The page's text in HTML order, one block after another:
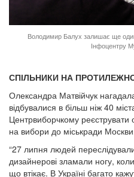
Володимир Балух залишає ще один
Інфоцентру
СПІЛЬНИКИ НА
Олександра Матвійчук
відбувалися в більш ніж 40
Центрвиборчкому реєструвати
на вибори до міськради
“27 липня людей
дизайнерові зламали ногу,
що втікає. В Україні багато